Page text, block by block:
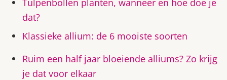
Tulpenbollen planten, wanneer en hoe doe je
dat?
Klassieke allium: de 6 mooiste soorten
Ruim een half jaar bloeiende alliums? Zo krijg
je dat voor elkaar